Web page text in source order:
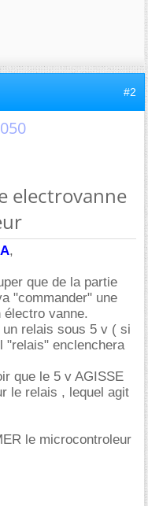
#2
electrovanne
,
que de la partie
"commander" une
électro vanne.
relais sous 5 v ( si
"relais" enclenchera
que le 5 v AGISSE
le relais , lequel agit
le microcontroleur